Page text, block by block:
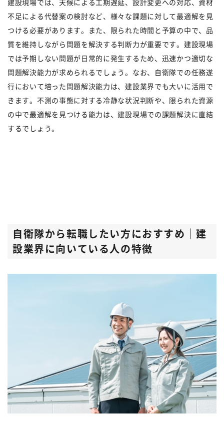
建設現場では、天候による工期遅延、設計変更への対応、資材
不足による代替案の検討など、様々な課題に対して最適解を見
つける必要があります。また、限られた時間と予算の中で、品
質を維持しながら問題を解決する判断力が重要です。建設現場
では予期しない問題が日常的に発生するため、迅速かつ適切な
問題解決能力が求められるでしょう。なお、自衛隊での任務遂
行において培った問題解決能力は、建設業界でも大いに活用で
きます。不測の事態に対する冷静な状況判断や、限られた資源
の中で最適解を見つける能力は、建設現場での課題解決に直結
するでしょう。
自衛隊から転職したい方におすすめ｜建
設業界に向いている人の特徴